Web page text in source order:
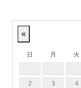
«
日 月 火
2 3 4